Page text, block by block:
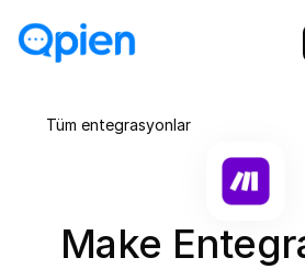
Tüm entegrasyonlar
Make